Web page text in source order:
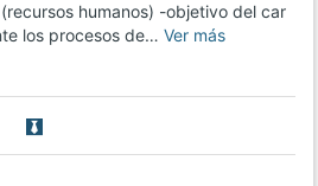
humanos) -objetivo del car
los procesos de… Ver más